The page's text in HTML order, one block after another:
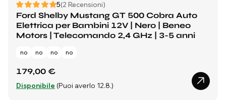
5(2 Recensioni)
Ford Shelby Mustang GT 500 Cobra Auto
Elettrica per Bambini 12V | Nero | Beneo
Motors | Telecomando 2,4 GHz | 3-5 anni
no no no no
179,00 €
Disponibile (Puoi averlo 12.8.)